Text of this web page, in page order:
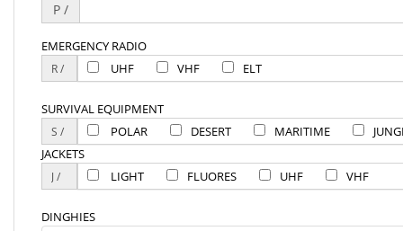
P /
EMERGENCY RADIO
UHF
VHF ELT
SURVIVAL EQUIPMENT
POLAR
DESERT MARITIME
JACKETS
LIGHT
FLUORES UHF VHF
DINGHIES